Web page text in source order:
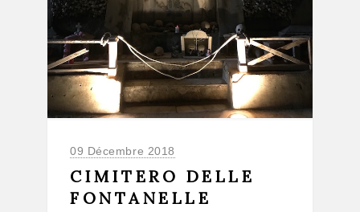
09 Décembre 2018
CIMITERO DELLE
FONTANELLE